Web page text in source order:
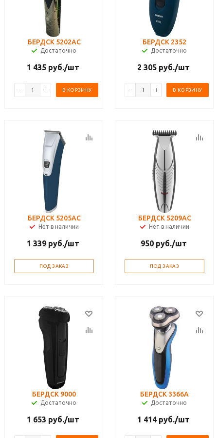
БЕРДСК 5202АС
Достаточно
1 435 руб./шт
В КОРЗИНУ
БЕРДСК 2352
Достаточно
2 305 руб./шт
В КОРЗИНУ
БЕРДСК 5205АС
Нет в наличии
1 339 руб./шт
ПОД ЗАКАЗ
БЕРДСК 5209АС
Нет в наличии
950руб./шт
ПОД ЗАКАЗ
БЕРДСК 9000
Достаточно
1 653 руб./шт
БЕРДСК 3366А
Достаточно
1 414 руб./шт